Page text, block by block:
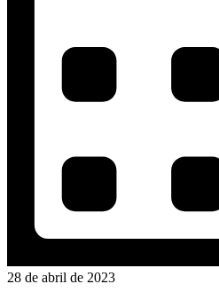
28 de abril de 2023